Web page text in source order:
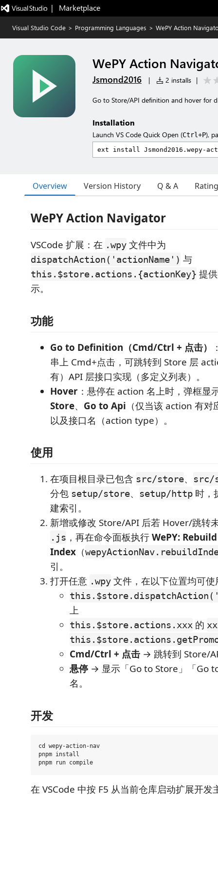
|   Marketplace
Visual Studio Code > Programming Languages > WePY Action
WePY Action
Jsmond2016 | 2 installs |
Go to Store/API definition and hover for
Installation
Launch VS Code Quick Open (Ctrl+P),
Overview Version History Q & A
WePY Action Navigator
VSCode 扩展：在 .wpy 文件中为
dispatchAction('actionName') 与
this.$store.actions.{actionKey} 提
示。
功能
Go to Definition（Cmd/Ctrl + 点击）
串上 Cmd+点击，可跳转到 Store 层
有）API 层接口实现（多定义列表）。
Hover ：悬停在 action 名上时，弹框显
Store、 Go to Api （仅当该 action 有
以及接口名（action type）。
使用
在项目根目录已包含 src/store、 src/
分包 setup/store、 setup/http 时，
建索引。
新增或修改 Store/API 后若 Hover/跳转
.js ，再在命令面板执行WePY:
Index （
引。
打开任意 .wpy 文件，在以下位置均可使
上
this.$store.actions.xxx 的
Cmd/Ctrl + 点击 → 跳转到 Store/
悬停 → 显示「Go to Store」「Go
名。
开发
cd wepy-action-nav
pnpm install
在 VSCode 中按 F5 从当前仓库启动扩展开发